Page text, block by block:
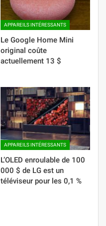
APPAREILS INTÉRESSANTS
Le Google Home Mini
original coûte
actuellement 13 $
APPAREILS INTÉRESSANTS
L’OLED enroulable de 100
000 $ de LG est un
téléviseur pour les 0,1 %